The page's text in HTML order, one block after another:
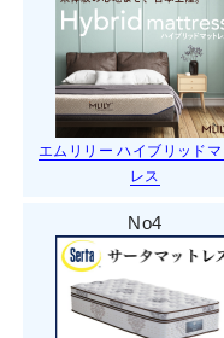
エムリリー ハイブリッドマ
レス
No4